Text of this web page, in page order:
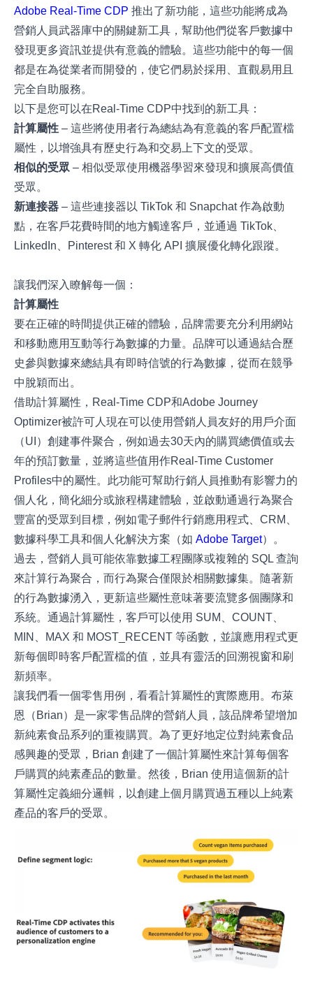
Adobe Real-Time CDP 推出了新功能，這些功能將成為
營銷人員武器庫中的關鍵新工具，幫助他們從客戶數據中
發現更多資訊並提供有意義的體驗。這些功能中的每一個
都是在為從業者而開發的，使它們易於採用、直觀易用且
完全自助服務。
以下是您可以在Real-Time CDP中找到的新工具：
計算屬性 – 這些將使用者行為總結為有意義的客戶配置檔
屬性，以增強具有歷史行為和交易上下文的受眾。
相似的受眾 – 相似受眾使用機器學習來發現和擴展高價值
受眾。
新連接器 – 這些連接器以 TikTok 和 Snapchat 作為啟動
點，在客戶花費時間的地方觸達客戶，並通過 TikTok、
LinkedIn、Pinterest 和 X 轉化 API 擴展優化轉化跟蹤。
讓我們深入瞭解每一個：
計算屬性
要在正確的時間提供正確的體驗，品牌需要充分利用網站
和移動應用互動等行為數據的力量。品牌可以通過結合歷
史參與數據來總結具有即時信號的行為數據，從而在競爭
中脫穎而出。
借助計算屬性，Real-Time CDP和Adobe Journey
Optimizer被許可人現在可以使用營銷人員友好的用戶介面
（UI）創建事件聚合，例如過去30天內的購買總價值或去
年的預訂數量，並將這些值用作Real-Time Customer
Profiles中的屬性。此功能可幫助行銷人員推動有影響力的
個人化，簡化細分或旅程構建體驗，並啟動通過行為聚合
豐富的受眾到目標，例如電子郵件行銷應用程式、CRM、
數據科學工具和個人化解決方案（如Adobe Target）。
過去，營銷人員可能依靠數據工程團隊或複雜的 SQL 查詢
來計算行為聚合，而行為聚合僅限於相關數據集。隨著新
的行為數據湧入，更新這些屬性意味著要流覽多個團隊和
系統。通過計算屬性，客戶可以使用 SUM、COUNT、
MIN、MAX 和 MOST_RECENT 等函數，並讓應用程式更
新每個即時客戶配置檔的值，並具有靈活的回溯視窗和刷
新頻率。
讓我們看一個零售用例，看看計算屬性的實際應用。布萊
恩（Brian）是一家零售品牌的營銷人員，該品牌希望增加
新純素食品系列的重複購買。為了更好地定位對純素食品
感興趣的受眾，Brian 創建了一個計算屬性來計算每個客
戶購買的純素產品的數量。然後，Brian 使用這個新的計
算屬性定義細分邏輯，以創建上個月購買過五種以上純素
產品的客戶的受眾。